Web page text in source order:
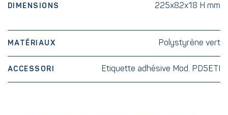
DIMENSIONS 225x82x18 H mm
MATÉRIAUX Polystyrène vert
ACCESSORI Etiquette adhésive Mod. PD5ETI